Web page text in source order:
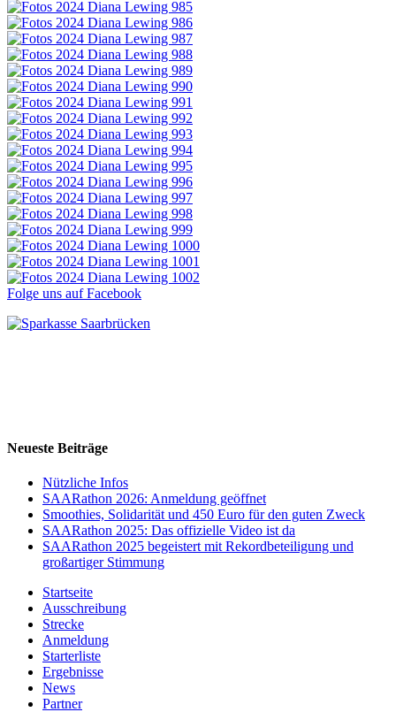
Folge uns auf Facebook
Neueste Beiträge
Nützliche Infos
SAARathon 2026: Anmeldung geöffnet
Smoothies, Solidarität und 450 Euro für den guten Zweck
SAARathon 2025: Das offizielle Video ist da
SAARathon 2025 begeistert mit Rekordbeteiligung und
großartiger Stimmung
Startseite
Ausschreibung
Strecke
Anmeldung
Starterliste
Ergebnisse
News
Partner